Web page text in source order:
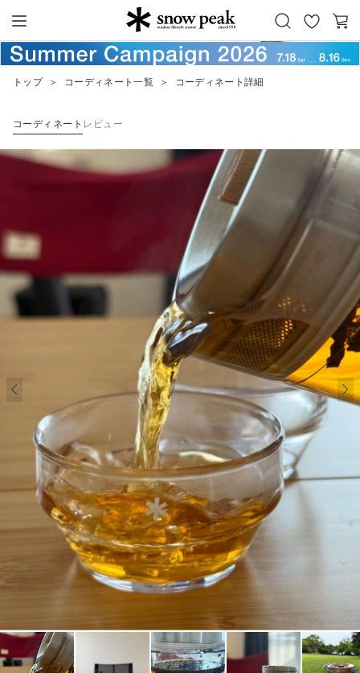
Snow Peak
お
気
カ
ー
トップ ＞ コーディネート一覧 ＞ コーディネート詳細
コーディネート レビュー